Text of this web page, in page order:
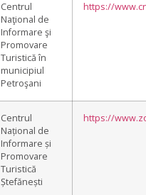
Centrul
Naţional de
Informare şi
Promovare
Turistică în
municipiul
Petroşani
https://
Centrul
Național de
Informare și
Promovare
Turistică
Ștefănești
https://